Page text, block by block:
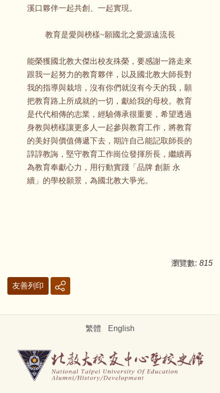
溪口夥伴一起共創、一起實現。
教育是愛與榜樣~願國北之愛源遠流長
能榮獲國北教大傑出校友殊榮，要感謝一路走來
跟我一起努力的教育夥伴，以及國北教大師長對
我的指導與栽培，沒有你們就沒有今天的我，願
把教育路上所成就的一切，獻給我的母校。教育
是代代相傳的志業，經驗傳承很重要，希望透過
身教與榜樣讓更多人一起參與教育工作，將教育
的美好與價值傳遞下去，期許自己能記取師長的
諄諄教誨，堅守教育工作崗位發揮所長，繼續再
為教育奉獻心力，用行動實踐「品牌 創新 永
續」的學校願景，為國北教大爭光。
瀏覽數: 815
友善列印
繁體 English